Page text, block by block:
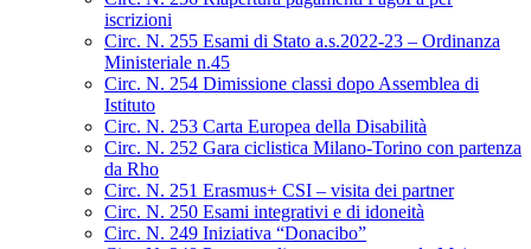
iscrizioni
Circ. N. 255 Esami di Stato a.s.2022-23 – Ordinanza
Ministeriale n.45
Circ. N. 254 Dimissione classi dopo Assemblea di
Istituto
Circ. N. 253 Carta Europea della Disabilità
Circ. N. 252 Gara ciclistica Milano-Torino con partenza
da Rho
Circ. N. 251 Erasmus+ CSI – visita dei partner
Circ. N. 250 Esami integrativi e di idoneità
Circ. N. 249 Iniziativa “Donacibo”